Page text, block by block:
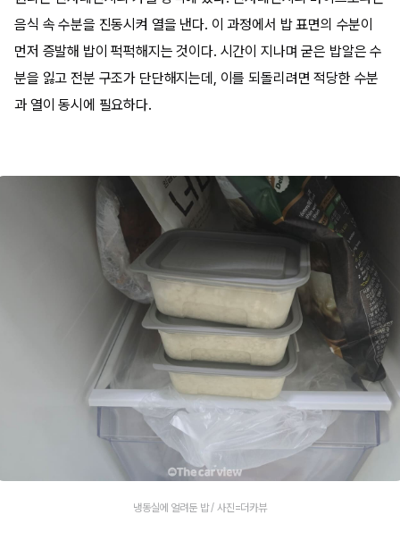
음식 속 수분을 진동시켜 열을 낸다. 이 과정에서 밥 표면의 수분이
먼저 증발해 밥이 퍽퍽해지는 것이다. 시간이 지나며 굳은 밥알은 수
분을 잃고 전분 구조가 단단해지는데, 이를 되돌리려면 적당한 수분
과 열이 동시에 필요하다.
냉동실에 얼려둔 밥 / 사진=더카뷰